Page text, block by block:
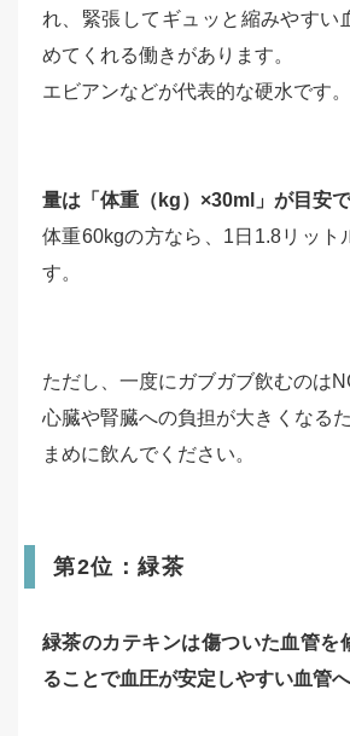
れ、緊張してギュッと縮みやすい
めてくれる働きがあります。
エビアンなどが代表的な硬水です。
量は「体重（kg）×30ml」が目安で
体重60kgの方なら、1日1.8リット
す。
ただし、一度にガブガブ飲むのは
心臓や腎臓への負担が大きくなる
まめに飲んでください。
第2位：緑茶
緑茶のカテキンは傷ついた血管を
ることで血圧が安定しやすい血管